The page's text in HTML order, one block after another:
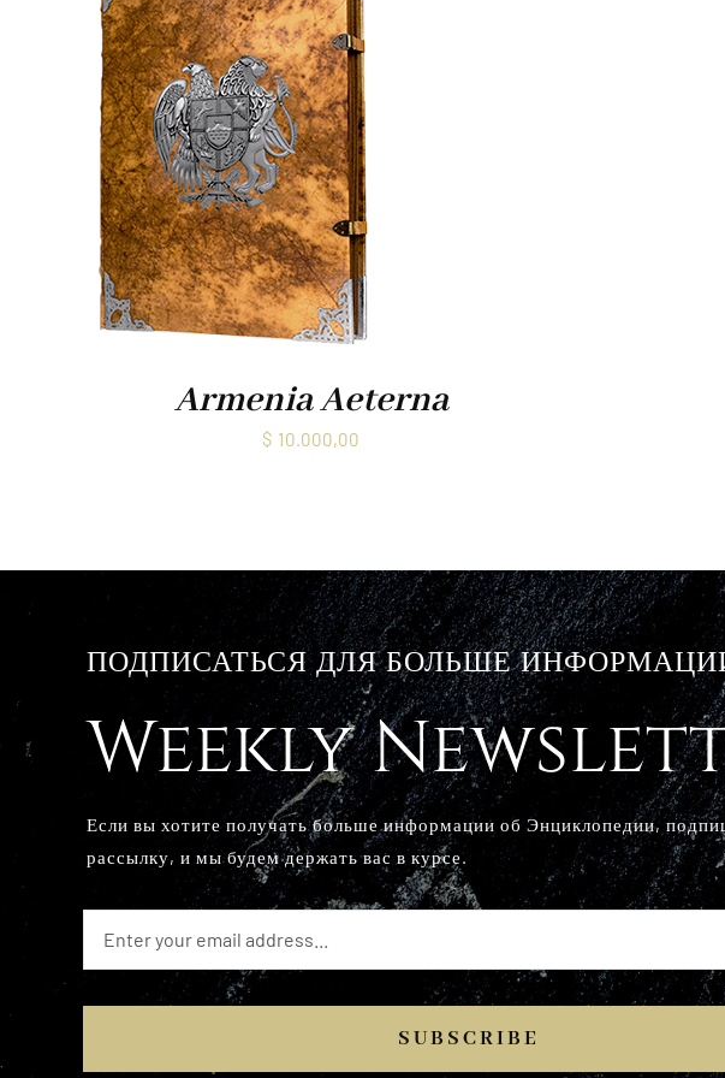
Armenia Aeterna
$ 10.000,00
ПОДПИСАТЬСЯ ДЛЯ БОЛЬШЕ
Weekly
Если вы хотите получать больше информации об Энциклопедии,
рассылку, и мы будем держать вас в курсе.
SUBSCRIBE